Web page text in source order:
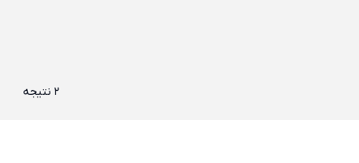
2 نتیجه